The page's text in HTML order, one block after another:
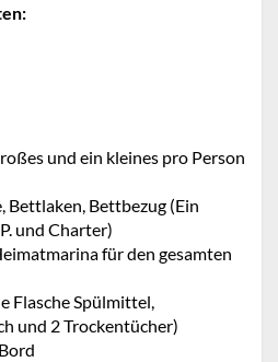
und ein kleines pro Person
Bettlaken, Bettbezug (Ein
und Charter)
für den gesamten
Flasche Spülmittel,
und 2 Trockentücher)